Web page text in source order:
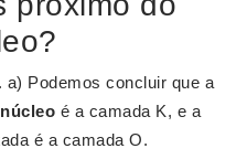
Podemos concluir que a
núcleo é a camada K, e a
é a camada O.